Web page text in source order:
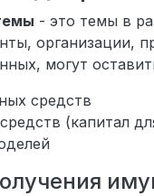
- это темы в
организации,
могут
средств
(капитал